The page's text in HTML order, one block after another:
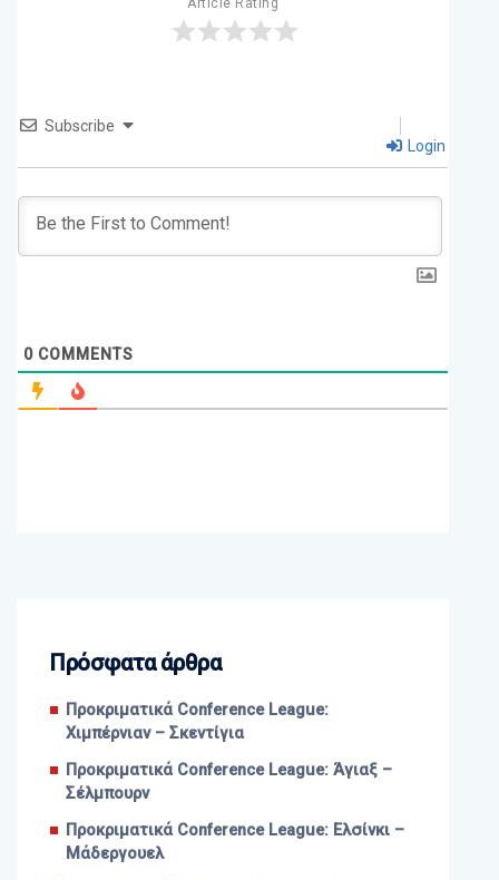
Article Rating
Subscribe
Login
0 COMMENTS
Πρόσφατα άρθρα
Προκριματικά Conference League:
Χιμπέρνιαν – Σκεντίγια
Προκριματικά Conference League: Άγιαξ –
Σέλμπουρν
Προκριματικά Conference League: Ελσίνκι –
Μάδεργουελ